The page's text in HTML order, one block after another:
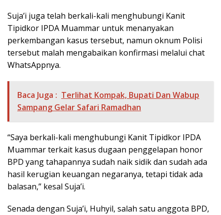
Suja’i juga telah berkali-kali menghubungi Kanit
Tipidkor IPDA Muammar untuk menanyakan
perkembangan kasus tersebut, namun oknum Polisi
tersebut malah mengabaikan konfirmasi melalui chat
WhatsAppnya.
Baca Juga : Terlihat Kompak, Bupati Dan Wabup
Sampang Gelar Safari Ramadhan
“Saya berkali-kali menghubungi Kanit Tipidkor IPDA
Muammar terkait kasus dugaan penggelapan honor
BPD yang tahapannya sudah naik sidik dan sudah ada
hasil kerugian keuangan negaranya, tetapi tidak ada
balasan,” kesal Suja’i.
Senada dengan Suja’i, Huhyil, salah satu anggota BPD,